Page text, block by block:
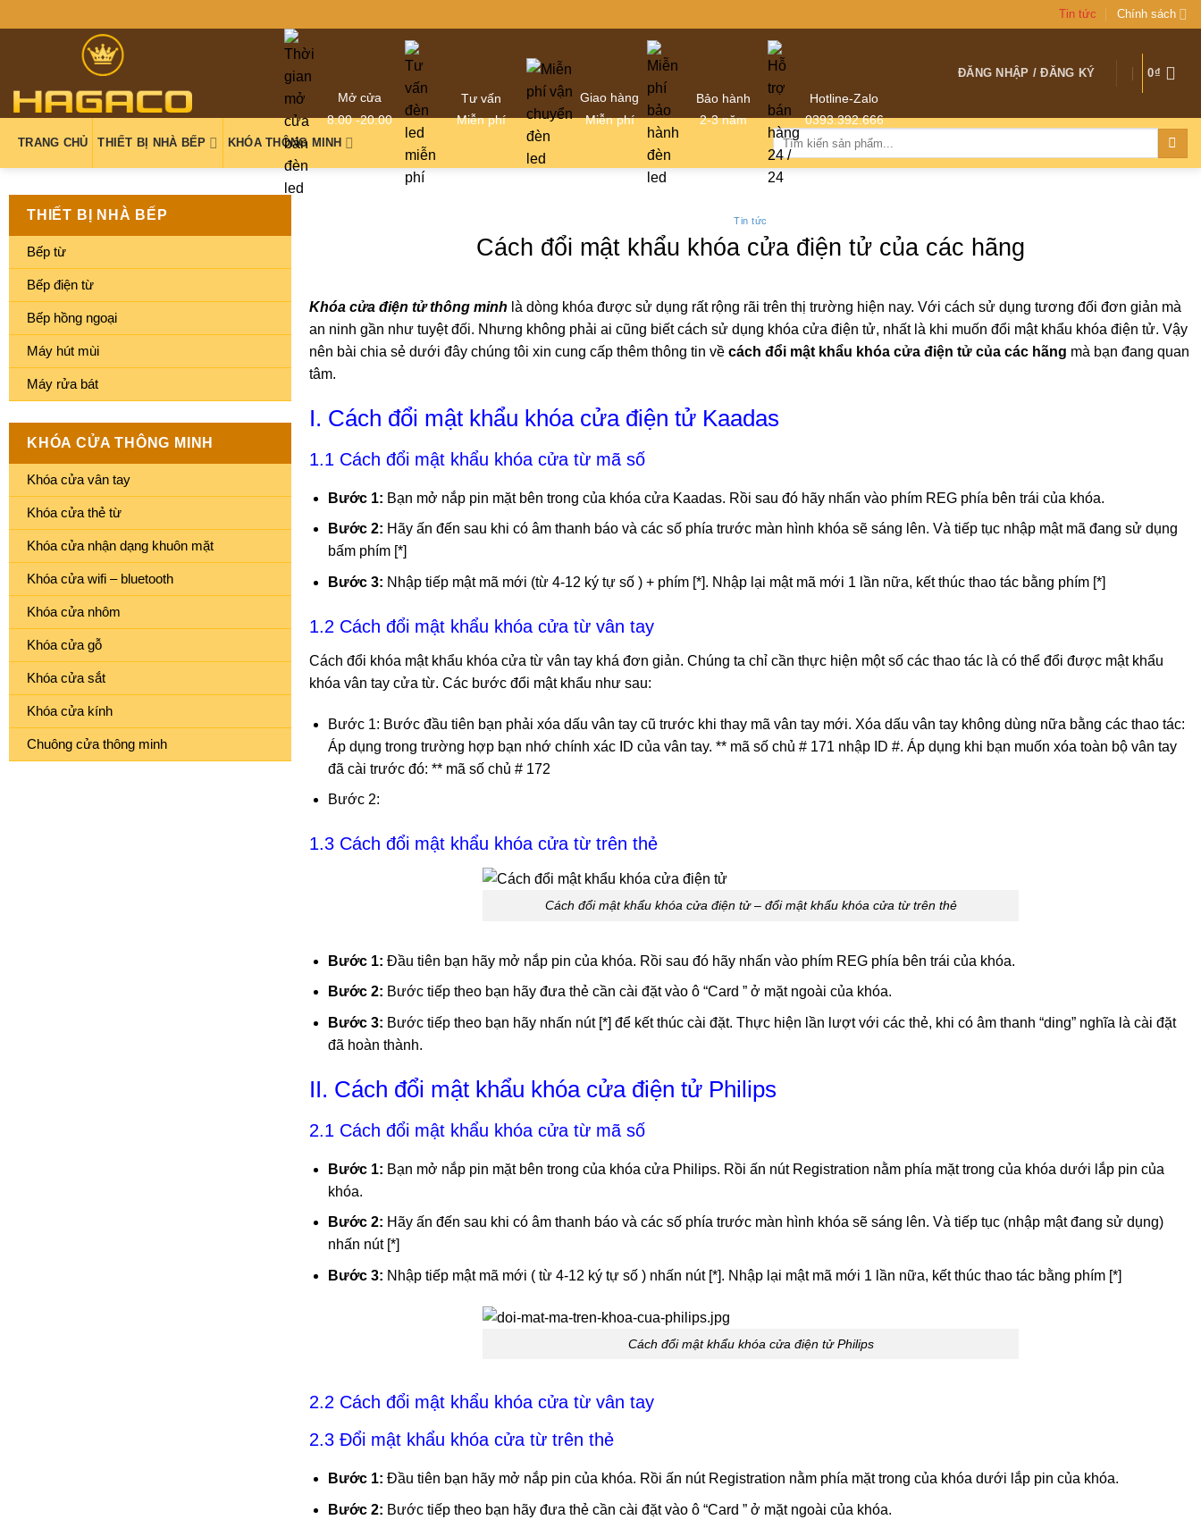
Tin tức Chính sách
Mở cửa
8:00 -20:00
Tư vấn
Miễn phí
Giao hàng
Miễn phí
Bảo hành
2-3 năm
Hotline-Zalo
0393.392.666
ĐĂNG NHẬP / ĐĂNG KÝ 0₫
TRANG CHỦ THIẾT BỊ NHÀ BẾP KHÓA THÔNG MINH
Tìm
kiếm:
THIẾT BỊ NHÀ BẾP
Bếp từ
Bếp điện từ
Bếp hồng ngoại
Máy hút mùi
Máy rửa bát
KHÓA CỬA THÔNG MINH
Khóa cửa vân tay
Khóa cửa thẻ từ
Khóa cửa nhận dạng khuôn mặt
Khóa cửa wifi – bluetooth
Khóa cửa nhôm
Khóa cửa gỗ
Khóa cửa sắt
Khóa cửa kính
Chuông cửa thông minh
Tin tức
Cách đổi mật khẩu khóa cửa điện tử của các hãng
Khóa cửa điện tử thông minh là dòng khóa được sử dụng rất rộng rãi trên thị trường hiện nay. Với cách sử dụng tương đối đơn giản mà
an ninh gần như tuyệt đối. Nhưng không phải ai cũng biết cách sử dụng khóa cửa điện tử, nhất là khi muốn đổi mật khẩu khóa điện tử. Vậy
nên bài chia sẻ dưới đây chúng tôi xin cung cấp thêm thông tin về cách đổi mật khẩu khóa cửa điện tử của các hãng mà bạn đang quan
tâm.
I. Cách đổi mật khẩu khóa cửa điện tử Kaadas
1.1 Cách đổi mật khẩu khóa cửa từ mã số
Bước 1: Bạn mở nắp pin mặt bên trong của khóa cửa Kaadas. Rồi sau đó hãy nhấn vào phím REG phía bên trái của khóa.
Bước 2: Hãy ấn đến sau khi có âm thanh báo và các số phía trước màn hình khóa sẽ sáng lên. Và tiếp tục nhập mật mã đang sử dụng
bấm phím [*]
Bước 3: Nhập tiếp mật mã mới (từ 4-12 ký tự số ) + phím [*]. Nhập lại mật mã mới 1 lần nữa, kết thúc thao tác bằng phím [*]
1.2 Cách đổi mật khẩu khóa cửa từ vân tay
Cách đổi khóa mật khẩu khóa cửa từ vân tay khá đơn giản. Chúng ta chỉ cần thực hiện một số các thao tác là có thể đổi được mật khẩu
khóa vân tay cửa từ. Các bước đổi mật khẩu như sau:
Bước 1: Bước đầu tiên bạn phải xóa dấu vân tay cũ trước khi thay mã vân tay mới. Xóa dấu vân tay không dùng nữa bằng các thao tác:
Áp dụng trong trường hợp bạn nhớ chính xác ID của vân tay. ** mã số chủ # 171 nhập ID #. Áp dụng khi bạn muốn xóa toàn bộ vân tay
đã cài trước đó: ** mã số chủ # 172
Bước 2:
1.3 Cách đổi mật khẩu khóa cửa từ trên thẻ
Cách đổi mật khẩu khóa cửa điện tử – đổi mật khẩu khóa cửa từ trên thẻ
Bước 1: Đầu tiên bạn hãy mở nắp pin của khóa. Rồi sau đó hãy nhấn vào phím REG phía bên trái của khóa.
Bước 2: Bước tiếp theo bạn hãy đưa thẻ cần cài đặt vào ô “Card ” ở mặt ngoài của khóa.
Bước 3: Bước tiếp theo bạn hãy nhấn nút [*] để kết thúc cài đặt. Thực hiện lần lượt với các thẻ, khi có âm thanh “ding” nghĩa là cài đặt
đã hoàn thành.
II. Cách đổi mật khẩu khóa cửa điện tử Philips
2.1 Cách đổi mật khẩu khóa cửa từ mã số
Bước 1: Bạn mở nắp pin mặt bên trong của khóa cửa Philips. Rồi ấn nút Registration nằm phía mặt trong của khóa dưới lắp pin của
khóa.
Bước 2: Hãy ấn đến sau khi có âm thanh báo và các số phía trước màn hình khóa sẽ sáng lên. Và tiếp tục (nhập mật đang sử dụng)
nhấn nút [*]
Bước 3: Nhập tiếp mật mã mới ( từ 4-12 ký tự số ) nhấn nút [*]. Nhập lại mật mã mới 1 lần nữa, kết thúc thao tác bằng phím [*]
Cách đổi mật khẩu khóa cửa điện tử Philips
2.2 Cách đổi mật khẩu khóa cửa từ vân tay
2.3 Đổi mật khẩu khóa cửa từ trên thẻ
Bước 1: Đầu tiên bạn hãy mở nắp pin của khóa. Rồi ấn nút Registration nằm phía mặt trong của khóa dưới lắp pin của khóa.
Bước 2: Bước tiếp theo bạn hãy đưa thẻ cần cài đặt vào ô “Card ” ở mặt ngoài của khóa.